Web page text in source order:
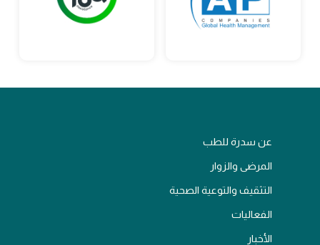
عن سدرة للطب
المرضى والزوار
التثقيف والتوعية الصحية
الفعاليات
الأخبار